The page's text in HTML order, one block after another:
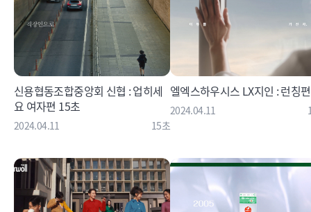
신용협동조합중앙회 신협 : 업히세
요 여자편 15초
2024.04.11 15초
엘엑스하우시스 LX지인 : 런칭편
2024.04.11